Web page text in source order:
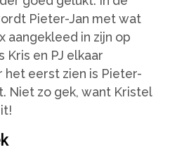
Pieter-Jan met wat
aangekleed in zijn op
Kris en PJ elkaar
eerst zien is Pieter-
Niet zo gek, want Kristel